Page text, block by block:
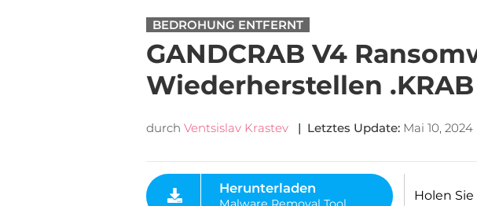
BEDROHUNG ENTFERNT
GANDCRAB V4
Wiederherstellen
durch Ventsislav Krastev | Letztes Update: Mai 10, 2024
Malware Removal Tool
Holen